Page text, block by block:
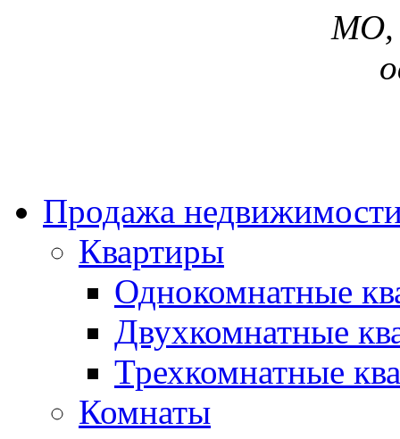
МО,
Продажа
Квартиры
Однокомнатные
Двухкомнатные
Трехкомнатные
Комнаты